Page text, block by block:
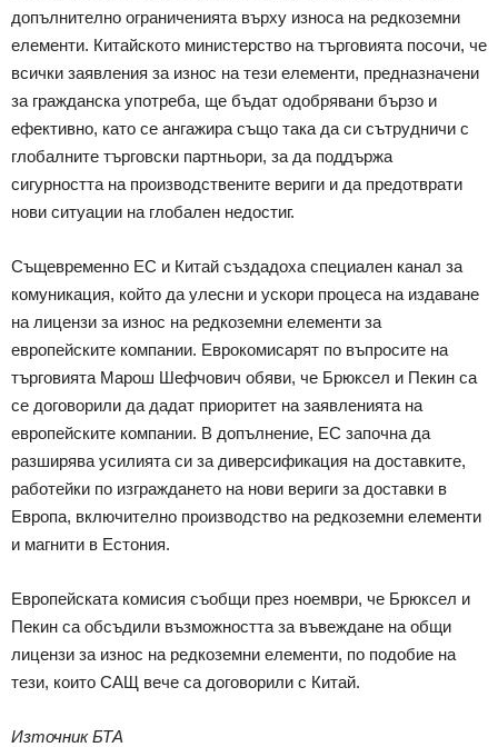
допълнително ограниченията върху износа на редкоземни
елементи. Китайското министерство на търговията посочи, че
всички заявления за износ на тези елементи, предназначени
за гражданска употреба, ще бъдат одобрявани бързо и
ефективно, като се ангажира също така да си сътрудничи с
глобалните търговски партньори, за да поддържа
сигурността на производствените вериги и да предотврати
нови ситуации на глобален недостиг.
Същевременно ЕС и Китай създадоха специален канал за
комуникация, който да улесни и ускори процеса на издаване
на лицензи за износ на редкоземни елементи за
европейските компании. Еврокомисарят по въпросите на
търговията Марош Шефчович обяви, че Брюксел и Пекин са
се договорили да дадат приоритет на заявленията на
европейските компании. В допълнение, ЕС започна да
разширява усилията си за диверсификация на доставките,
работейки по изграждането на нови вериги за доставки в
Европа, включително производство на редкоземни елементи
и магнити в Естония.
Европейската комисия съобщи през ноември, че Брюксел и
Пекин са обсъдили възможността за въвеждане на общи
лицензи за износ на редкоземни елементи, по подобие на
тези, които САЩ вече са договорили с Китай.
Източник БТА